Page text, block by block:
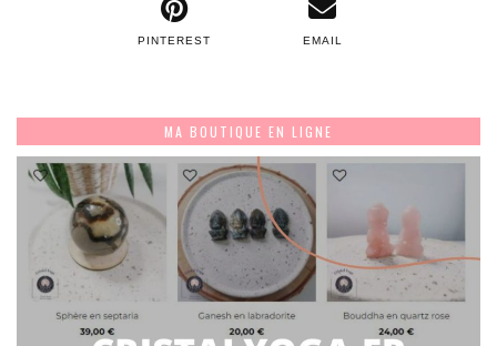
PINTEREST EMAIL
MA BOUTIQUE EN LIGNE